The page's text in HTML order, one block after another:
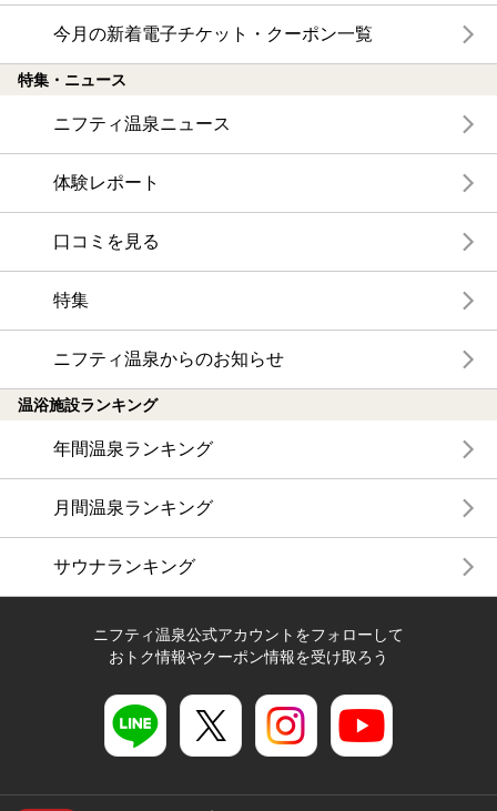
今月の新着電子チケット・クーポン一覧
特集・ニュース
ニフティ温泉ニュース
体験レポート
口コミを見る
特集
ニフティ温泉からのお知らせ
温浴施設ランキング
年間温泉ランキング
月間温泉ランキング
サウナランキング
ニフティ温泉公式アカウントをフォローして
おトク情報やクーポン情報を受け取ろう